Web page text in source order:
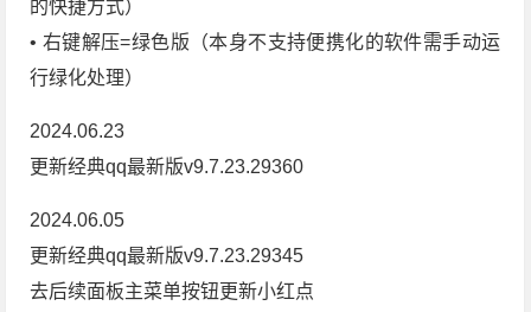
的快捷方式）
• 右键解压=绿色版（本身不支持便携化的软件需手动运
行绿化处理）
2024.06.23
更新经典qq最新版v9.7.23.29360
2024.06.05
更新经典qq最新版v9.7.23.29345
去后续面板主菜单按钮更新小红点